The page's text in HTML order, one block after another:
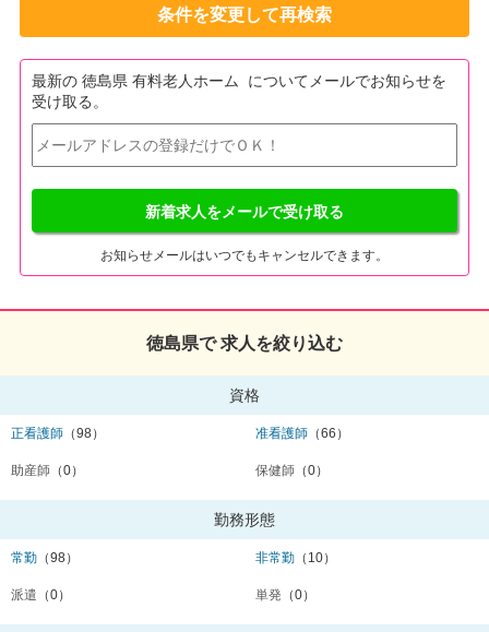
条件を変更して再検索
最新の 徳島県 有料老人ホーム についてメールでお知らせを
受け取る。
新着求人をメールで受け取る
お知らせメールはいつでもキャンセルできます。
徳島県で 求人を絞り込む
資格
正看護師 （98） 准看護師 （66）
助産師 （0） 保健師 （0）
勤務形態
常勤 （98） 非常勤 （10）
派遣 （0） 単発 （0）